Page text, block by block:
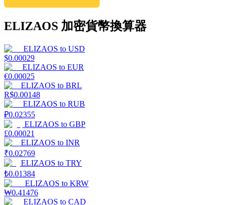
ELIZAOS 加密貨幣換算器
ELIZAOS to USD
$0.00029
ELIZAOS to EUR
€0.00025
ELIZAOS to BRL
R$0.00148
ELIZAOS to RUB
₽0.02355
ELIZAOS to GBP
£0.00021
ELIZAOS to INR
₹0.02769
ELIZAOS to TRY
₺0.01384
ELIZAOS to KRW
₩0.41476
ELIZAOS to CAD